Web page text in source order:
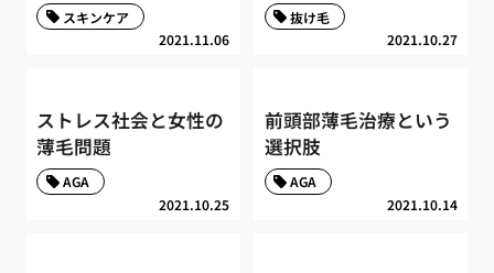
2021.11.06
スキンケア
2021.10.27
抜け毛
ストレス社会と女性の
薄毛問題
2021.10.25
AGA
前頭部薄毛治療という
選択肢
2021.10.14
AGA